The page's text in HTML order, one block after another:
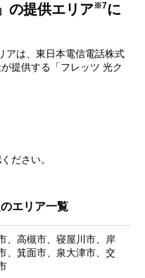
の提供エリア※7に
アは、東日本電信電話株式
提供する「フレッツ 光ク
ださい。
エリア一覧
、高槻市、寝屋川市、岸
、箕面市、泉大津市、交